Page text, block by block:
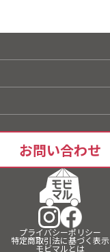
お問い合わせ
プライバシーポリシー
特定商取引法に基づく表示
モビマルとは